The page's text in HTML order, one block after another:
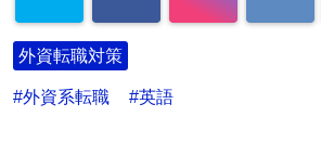
外資転職対策
外資系転職 英語